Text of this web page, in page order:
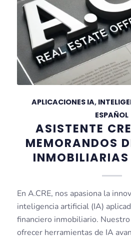
APLICACIONES IA,
ESPAÑOL
ASISTENTE
MEMORANDOS
INMOBILIARIAS
En A.CRE, nos apasiona la
inteligencia artificial (IA)
financiero inmobiliario.
ofrecer herramientas de IA